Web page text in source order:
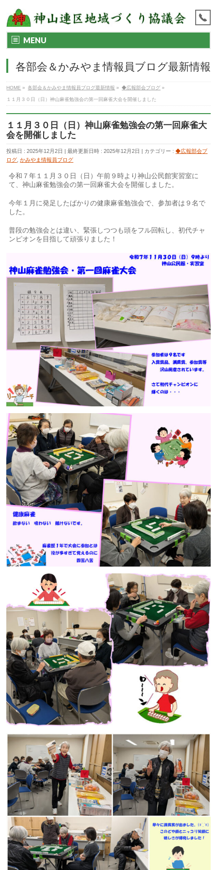
MENU
各部会＆かみやま情報員ブログ最新情報
HOME » 各部会＆かみやま情報員ブログ最新情報 » ◆広報部会ブログ »
１１月３０日（日）神山麻雀勉強会の第一回麻雀大会を開催しました
１１月３０日（日）神山麻雀勉強会の第一回麻雀大
会を開催しました
投稿日 : 2025年12月2日 最終更新日時 : 2025年12月2日 カテゴリー :◆広報部会ブ
ログ ,かみやま情報員ブログ
令和７年１１月３０日（日）午前９時より神山公民館実習室に
て、神山麻雀勉強会の第一回麻雀大会を開催しました。
今年１月に発足したばかりの健康麻雀勉強会で、参加者は９名で
した。
普段の勉強会とは違い、緊張しつつも頭をフル回転し、初代チャ
ンピオンを目指して頑張りました！